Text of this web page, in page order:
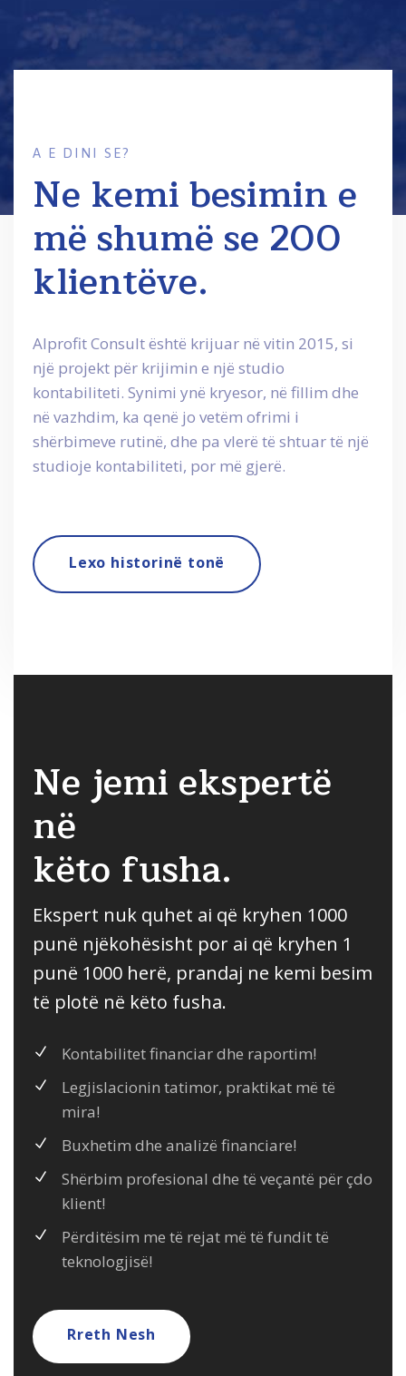
A E DINI SE?
Ne kemi besimin e
më shumë se 200
klientëve.
Alprofit Consult është krijuar në vitin 2015, si
një projekt për krijimin e një studio
kontabiliteti. Synimi ynë kryesor, në fillim dhe
në vazhdim, ka qenë jo vetëm ofrimi i
shërbimeve rutinë, dhe pa vlerë të shtuar të një
studioje kontabiliteti, por më gjerë.
Lexo historinë tonë
Ne jemi ekspertë
në
këto fusha.
Ekspert nuk quhet ai që kryhen 1000
punë njëkohësisht por ai që kryhen 1
punë 1000 herë, prandaj ne kemi besim
të plotë në këto fusha.
Kontabilitet financiar dhe raportim!
Legjislacionin tatimor, praktikat më të
mira!
Buxhetim dhe analizë financiare!
Shërbim profesional dhe të veçantë për çdo
klient!
Përditësim me të rejat më të fundit të
teknologjisë!
Rreth Nesh